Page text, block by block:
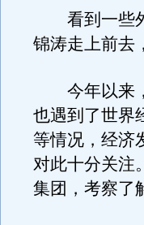
看到一些外
锦涛走上前去
今年以来，
也遇到了世界
等情况，经济
对此十分关注
集团，考察了